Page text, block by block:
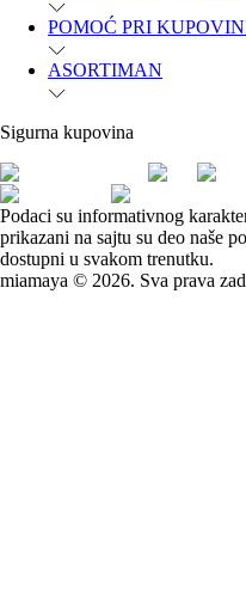
POMOĆ PRI
ASORTIMAN
Sigurna kupovina
Podaci su informativnog
prikazani na sajtu su deo naše
dostupni u svakom trenutku.
miamaya © 2026. Sva prava